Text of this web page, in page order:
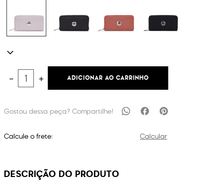
＋
－ ADICIONAR AO CARRINHO
Calcule o frete: Calcular
DESCRIÇÃO DO PRODUTO